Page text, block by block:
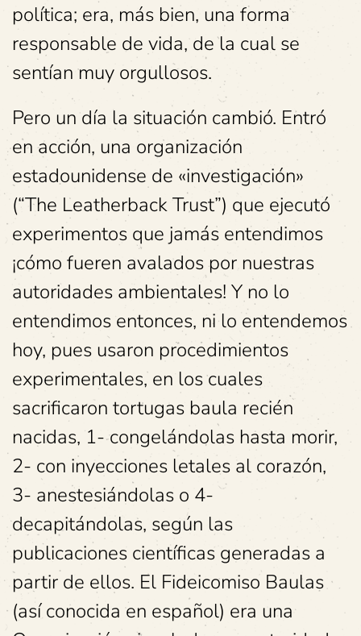
política; era, más bien, una forma
responsable de vida, de la cual se
sentían muy orgullosos.
Pero un día la situación cambió. Entró
en acción, una organización
estadounidense de «investigación»
(“The Leatherback Trust”) que ejecutó
experimentos que jamás entendimos
¡cómo fueren avalados por nuestras
autoridades ambientales! Y no lo
entendimos entonces, ni lo entendemos
hoy, pues usaron procedimientos
experimentales, en los cuales
sacrificaron tortugas baula recién
nacidas, 1- congelándolas hasta morir,
2- con inyecciones letales al corazón,
3- anestesiándolas o 4-
decapitándolas, según las
publicaciones científicas generadas a
partir de ellos. El Fideicomiso Baulas
(así conocida en español) era una